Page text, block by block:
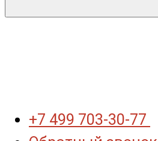
+7 499 703-30-77